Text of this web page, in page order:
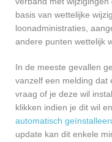
basis van wettelijke
loonadministraties,
andere punten wettelijk
In de meeste gevallen
vanzelf een melding dat
vraag of je deze wil
klikken indien je dit wil
automatisch
update kan dit enkele